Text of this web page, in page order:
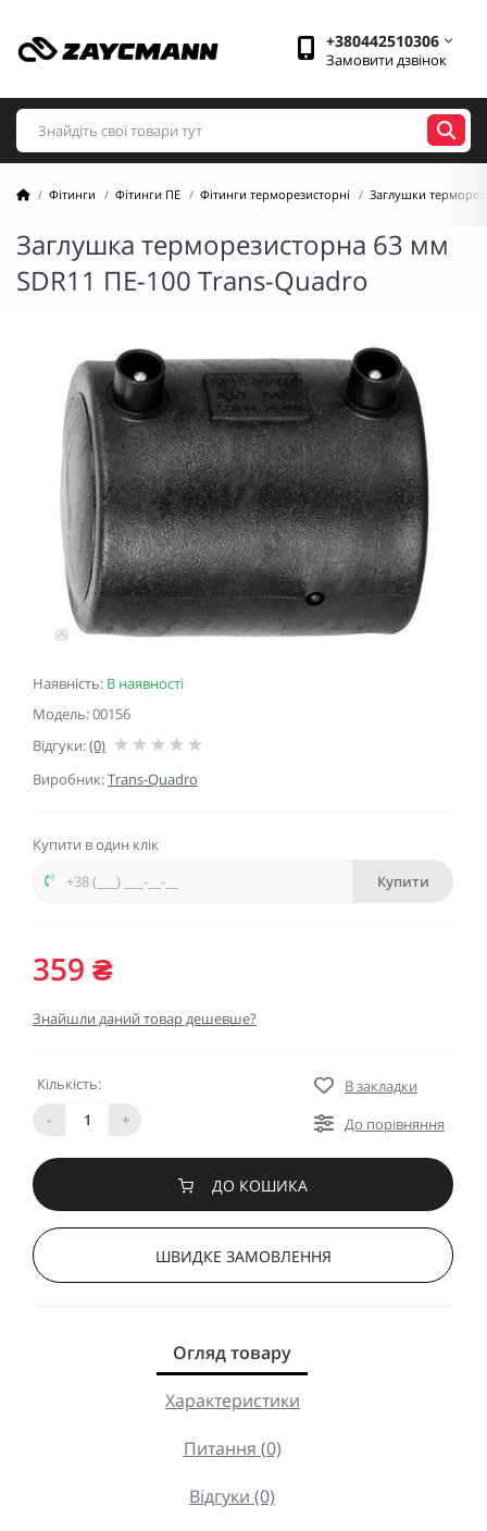
+380442510306
Замовити дзвінок
Фітинги Фітинги ПЕ Фітинги терморезисторні Заглушки
Заглушка терморезисторна 63 мм
SDR11 ПЕ-100 Trans-Quadro
Наявність: В наявності
Модель: 00156
Відгуки:(0)
Виробник:Trans-Quadro
Купити в один клік
Купити
359 ₴
Знайшли даний товар дешевше?
Кількість:
-
+
В закладки
До порівняння
ДО КОШИКА
ШВИДКЕ ЗАМОВЛЕННЯ
Огляд товару
Характеристики
Питання (0)
Відгуки (0)